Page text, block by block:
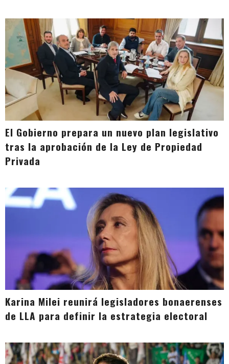
El Gobierno prepara un nuevo plan legislativo
tras la aprobación de la Ley de Propiedad
Privada
Karina Milei reunirá legisladores bonaerenses
de LLA para definir la estrategia electoral